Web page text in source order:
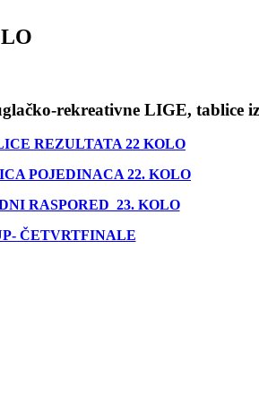
rekreativne LIGE, tablice
REZULTATA 22 KOLO
POJEDINACA 22. KOLO
RASPORED 23. KOLO
ČETVRTFINALE